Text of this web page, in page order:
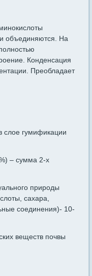
объединяются. На
Конденсация
Преобладает
слое гумификации
– сумма 2-х
природы
сахара,
соединения)- 10-
веществ почвы